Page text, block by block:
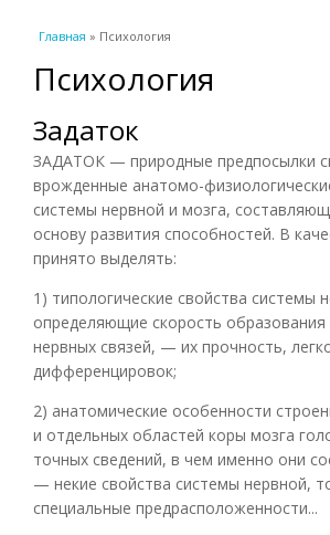
Вы здесь
Главная » Психология
Психология
Задаток
ЗАДАТОК — природные предпосылки
врожденные анатомо-
системы нервной и мозга,
основу развития способностей. В
принято выделять:
1) типологические свойства системы
определяющие скорость
нервных связей, — их прочность,
дифференцировок;
2) анатомические особенности
и отдельных областей коры мозга
точных сведений, в чем именно они
— некие свойства системы нервной,
специальные предрасположенности...